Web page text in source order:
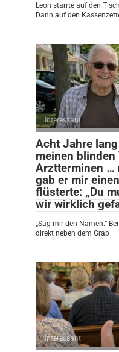
Leon starrte auf den
Dann auf den
Interessant
Acht Jahre
meinen blinden
Arztterminen …
gab er mir
flüsterte: „Du
wir wirklich
„Sag mir den Namen.“
direkt neben dem Grab
Interessant